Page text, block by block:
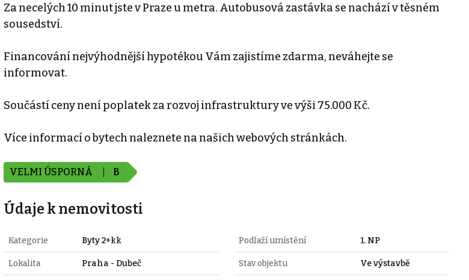
Za necelých 10 minut jste v Praze u metra. Autobusová zastávka se nachází v těsném
sousedství.
Financování nejvýhodnější hypotékou Vám zajistíme zdarma, neváhejte se
informovat.
Součástí ceny není poplatek za rozvoj infrastruktury ve výši 75.000 Kč.
Více informací o bytech naleznete na našich webových stránkách.
VELMI ÚSPORNÁ B
Údaje k nemovitosti
Kategorie Byty 2+kk
Lokalita Praha - Dubeč
Podlaží umístění 1. NP
Stav objektu Ve výstavbě